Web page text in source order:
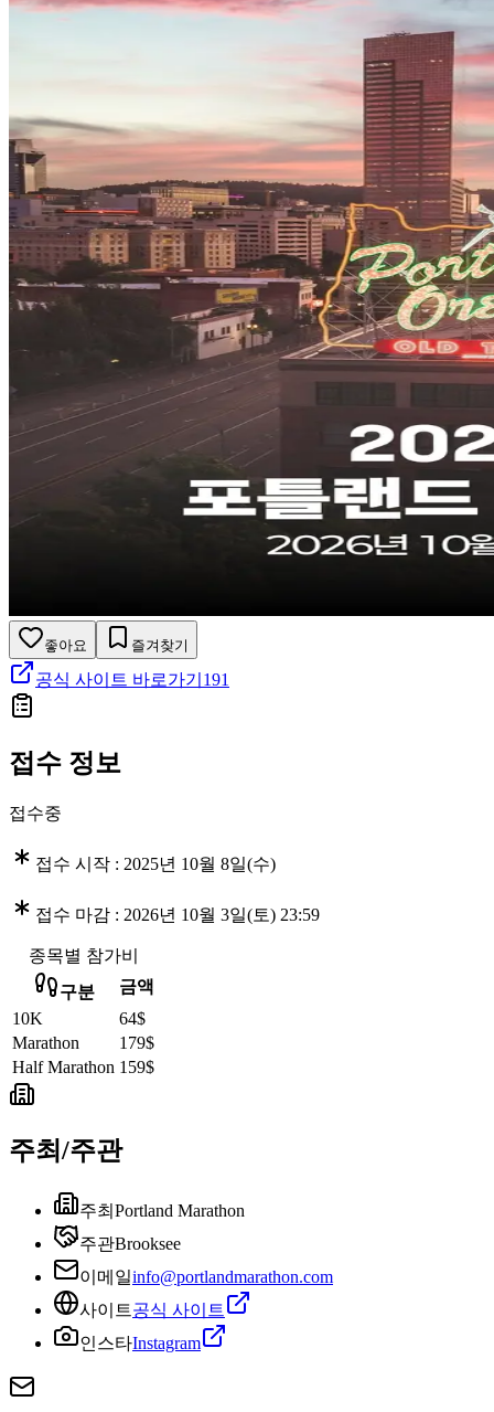
좋아요 즐겨찾기
공식 사이트 바로가기 191
접수 정보
접수중
접수 시작 : 2025년 10월 8일(수)
접수 마감 : 2026년 10월 3일(토) 23:59
종목별 참가비
구분
금액
10K
64$
Marathon
179$
Half Marathon 159$
주최/주관
주최 Portland Marathon
주관Brooksee
이메일info@portlandmarathon.com
사이트공식 사이트
인스타Instagram